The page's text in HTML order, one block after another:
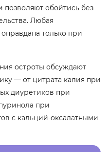
обойтись без
Любая
только при
остроты обсуждают
— от цитрата калия при
диуретиков при
при
с кальций-оксалатными